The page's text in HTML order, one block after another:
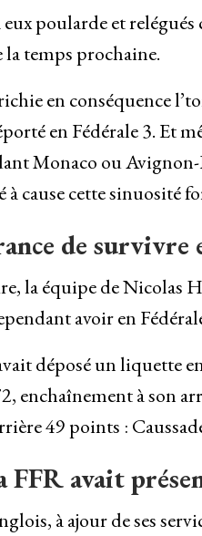
poularde et
temps prochaine.
en conséquence
en Fédérale 3. Et
Monaco ou
cause cette sinuosité
de survivre
la équipe de Nicolas
avoir en
déposé un liquette
enchaînement à son
49 points :
FFR avait
à ajour de ses